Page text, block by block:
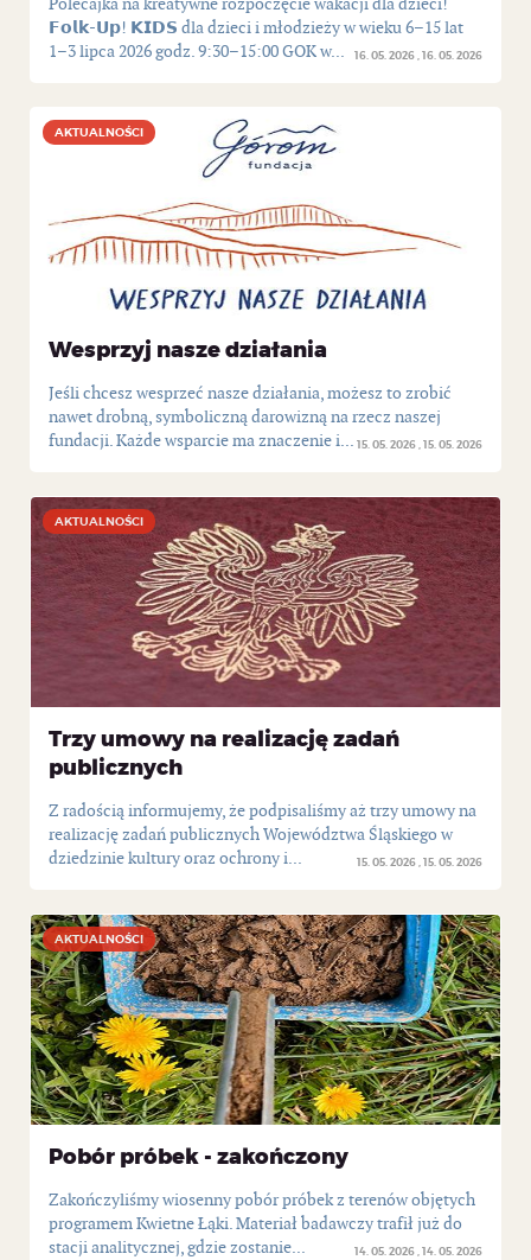
16. 05. 2026 16. 05. 2026
Polecajka na kreatywne rozpoczęcie wakacji dla dzieci!
𝗙𝗼𝗹𝗸-𝗨𝗽! 𝗞𝗜𝗗𝗦 dla dzieci i młodzieży w wieku 6–15 lat
1–3 lipca 2026 godz. 9:30–15:00 GOK w...
Wesprzyj nasze działania
AKTUALNOŚCI
15. 05. 2026 15. 05. 2026
Jeśli chcesz wesprzeć nasze działania, możesz to zrobić
nawet drobną, symboliczną darowizną na rzecz naszej
fundacji. Każde wsparcie ma znaczenie i...
AKTUALNOŚCI
Trzy umowy na realizację zadań
publicznych
AKTUALNOŚCI
15. 05. 2026 15. 05. 2026
Z radością informujemy, że podpisaliśmy aż trzy umowy na
realizację zadań publicznych Województwa Śląskiego w
dziedzinie kultury oraz ochrony i...
AKTUALNOŚCI
Pobór próbek - zakończony
AKTUALNOŚCI
14. 05. 2026 14. 05. 2026
Zakończyliśmy wiosenny pobór próbek z terenów objętych
programem Kwietne Łąki. Materiał badawczy trafił już do
stacji analitycznej, gdzie zostanie...
AKTUALNOŚCI